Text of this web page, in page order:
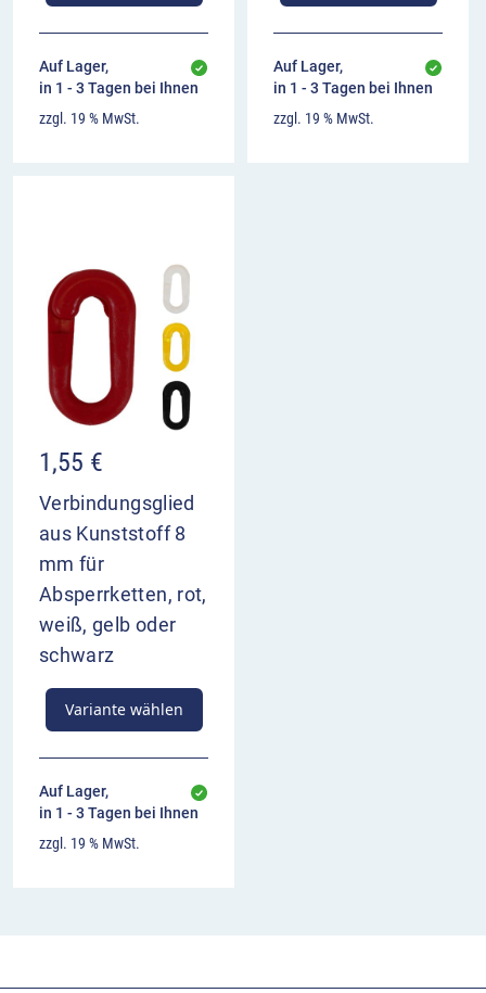
Auf Lager,
in 1 - 3 Tagen bei Ihnen
zzgl. 19 % MwSt.
Auf Lager,
in 1 - 3 Tagen bei Ihnen
zzgl. 19 % MwSt.
1,55 €
Verbindungsglied
aus Kunststoff 8
mm für
Absperrketten, rot,
weiß, gelb oder
schwarz
Variante wählen
Auf Lager,
in 1 - 3 Tagen bei Ihnen
zzgl. 19 % MwSt.